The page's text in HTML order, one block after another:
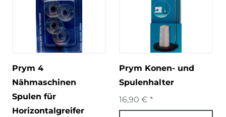
Prym 4
Nähmaschinen
Spulen für
Horizontalgreifer
Prym Konen- und
Spulenhalter
16,90 € *